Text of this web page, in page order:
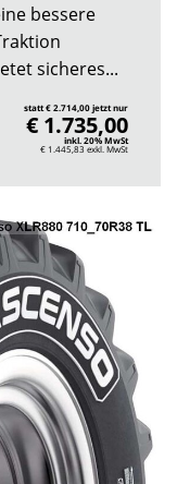
bessere
sicheres...
statt € 2.714,00 jetzt nur
€ 1.735,00
inkl. 20% MwSt
€ 1.445,83 exkl. MwSt